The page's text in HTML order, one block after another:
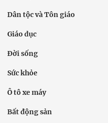
Dân tộc và Tôn giáo
Giáo dục
Đời sống
Sức khỏe
Ô tô xe máy
Bất động sản